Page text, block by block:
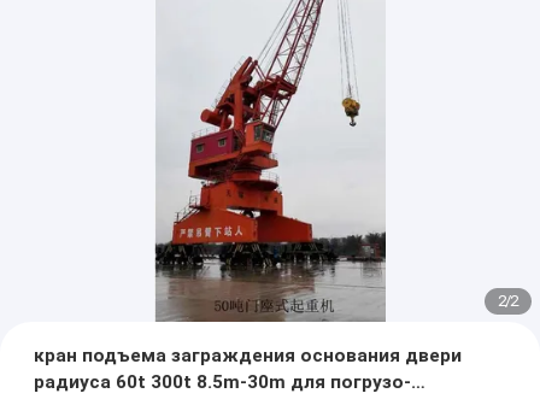
2/2
кран подъема заграждения основания двери
радиуса 60t 300t 8.5m-30m для погрузо-